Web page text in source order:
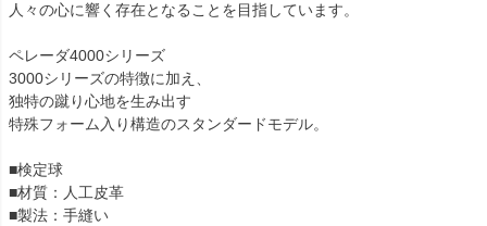
人々の心に響く存在となることを目指しています。
ペレーダ4000シリーズ
3000シリーズの特徴に加え、
独特の蹴り心地を生み出す
特殊フォーム入り構造のスタンダードモデル。
■検定球
■材質：人工皮革
■製法：手縫い